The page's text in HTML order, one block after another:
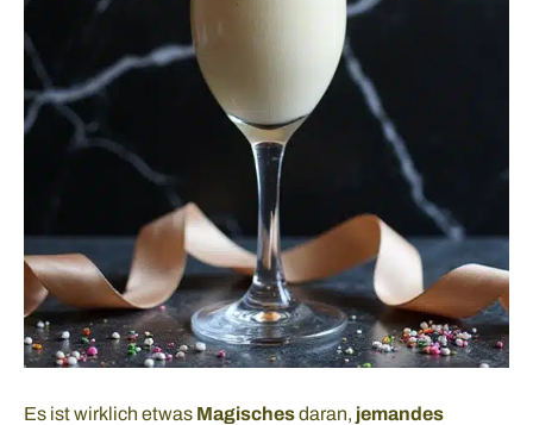
Es ist wirklich etwas Magischesdaran, jemandes